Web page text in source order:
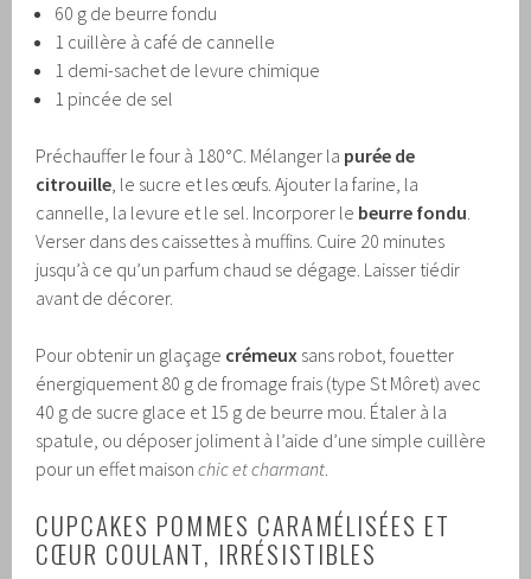
60 g de beurre fondu
1 cuillère à café de cannelle
1 demi-sachet de levure chimique
1 pincée de sel
Préchauffer le four à 180°C. Mélanger la purée de
citrouille, le sucre et les œufs. Ajouter la farine, la
cannelle, la levure et le sel. Incorporer le beurre fondu.
Verser dans des caissettes à muffins. Cuire 20 minutes
jusqu’à ce qu’un parfum chaud se dégage. Laisser tiédir
avant de décorer.
Pour obtenir un glaçage crémeux sans robot, fouetter
énergiquement 80 g de fromage frais (type St Môret) avec
40 g de sucre glace et 15 g de beurre mou. Étaler à la
spatule, ou déposer joliment à l’aide d’une simple cuillère
pour un effet maisonchic et charmant.
CUPCAKES POMMES CARAMÉLISÉES ET
CŒUR COULANT, IRRÉSISTIBLES